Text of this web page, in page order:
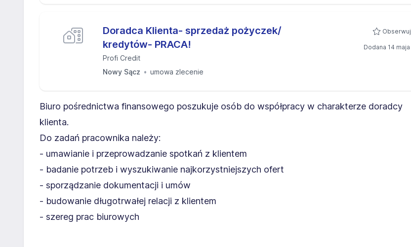
Doradca Klienta- sprzedaż pożyczek/
kredytów- PRACA!
Profi Credit
Nowy Sącz
umowa zlecenie
Obserwuj
Dodana 14 maja
Biuro pośrednictwa finansowego poszukuje osób do współpracy w charakterze doradcy
klienta.
Do zadań pracownika należy:
- umawianie i przeprowadzanie spotkań z klientem
- badanie potrzeb i wyszukiwanie najkorzystniejszych ofert
- sporządzanie dokumentacji i umów
- budowanie długotrwałej relacji z klientem
- szereg prac biurowych